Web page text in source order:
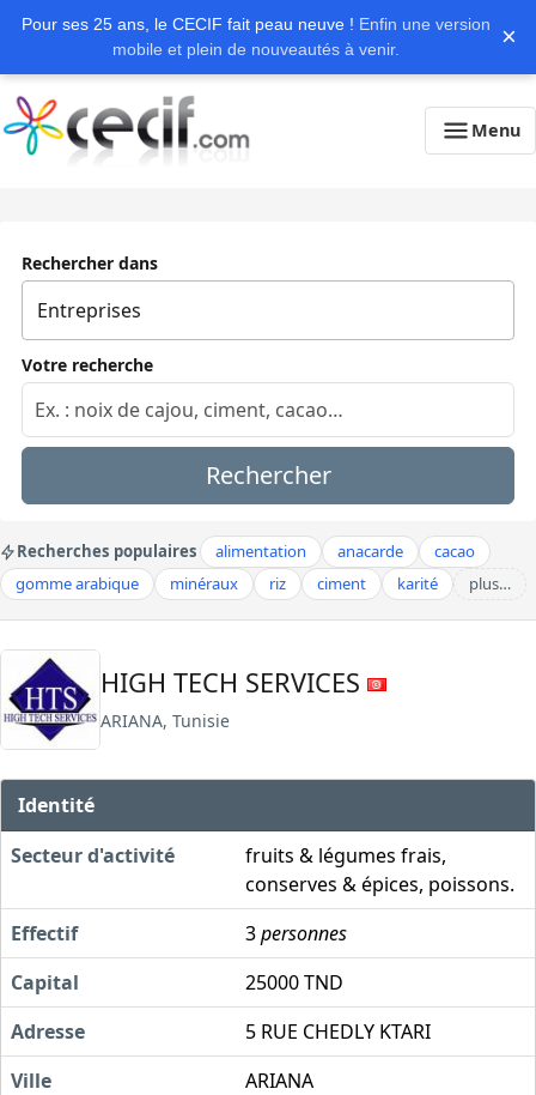
Pour ses 25 ans, le CECIF fait peau neuve ! Enfin une version
mobile et plein de nouveautés à venir.
×
Menu
Rechercher dans
Votre recherche
Rechercher
Recherches populaires alimentation anacarde
cacao
gomme arabique
minéraux riz ciment karité plus…
HIGH TECH SERVICES
ARIANA, Tunisie
Identité
Secteur d'activité
fruits & légumes frais,
conserves & épices, poissons.
Effectif
3personnes
Capital
25000 TND
Adresse
5 RUE CHEDLY KTARI
Ville
ARIANA